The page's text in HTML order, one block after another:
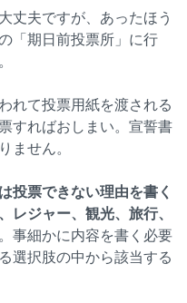
丈夫ですが、あったほう
「期日前投票所」に行
れて投票用紙を渡される
すればおしまい。宣誓書
ません。
投票できない理由を書く
レジャー、観光、旅行、
。事細かに内容を書く必要
選択肢の中から該当する